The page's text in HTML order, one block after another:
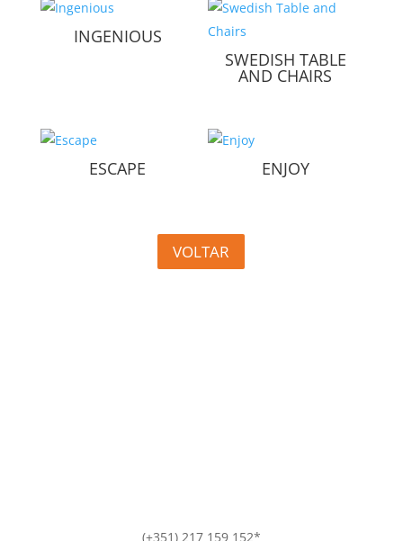
INGENIOUS
SWEDISH TABLE
AND CHAIRS
ESCAPE ENJOY
VOLTAR
(+351) 217 159 152*